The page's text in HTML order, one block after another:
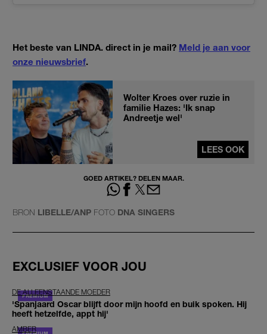
Het beste van LINDA. direct in je mail? Meld je aan voor
onze nieuwsbrief.
Wolter Kroes over ruzie in
familie Hazes: 'Ik snap
Andreetje wel'
LEES OOK
GOED ARTIKEL? DELEN MAAR.
BRON LIBELLE/ANP FOTO DNA SINGERS
EXCLUSIEF VOOR JOU
DE ALLEENSTAANDE MOEDER
'Spanjaard Oscar blijft door mijn hoofd en buik spoken. Hij
heeft hetzelfde, appt hij'
AMBER